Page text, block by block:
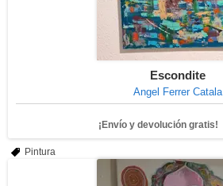
Escondite
Angel Ferrer Catala
¡Envío y devolución gratis!
Pintura